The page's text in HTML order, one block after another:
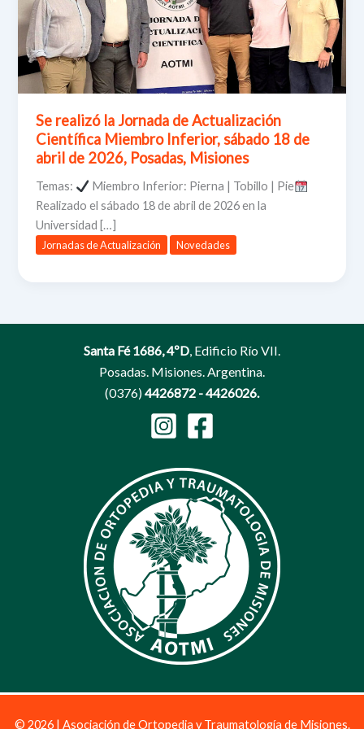
Se realizó la Jornada de Actualización
Científica Miembro Inferior, sábado 18 de
abril de 2026, Posadas, Misiones
Temas:
Miembro Inferior: Pierna | Tobillo | Pie
Realizado el sábado 18 de abril de 2026 en la
Universidad […]
Jornadas de Actualización Novedades
Santa Fé 1686, 4ºD, Edificio Río VII.
Posadas. Misiones. Argentina.
(0376)4426872 - 4426026.
© 2026 | Asociación de Ortopedia y Traumatología de Misiones.